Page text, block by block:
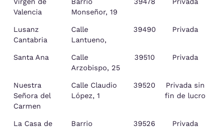
Valencia
Monseñor, 19
Lusanz
Cantabria
Calle
Lantueno,
39490 Privada
Santa Ana
Calle
Arzobispo, 25
39510 Privada
Nuestra
Señora del
Carmen
Calle Claudio
López, 1
39520
Privada sin
fin de lucro
La Casa de
Barrio
39526 Privada